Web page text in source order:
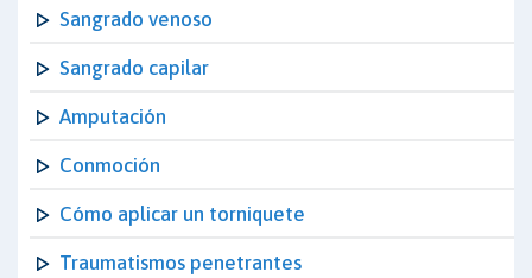
Sangrado venoso
Sangrado capilar
Amputación
Conmoción
Cómo aplicar un torniquete
Traumatismos penetrantes